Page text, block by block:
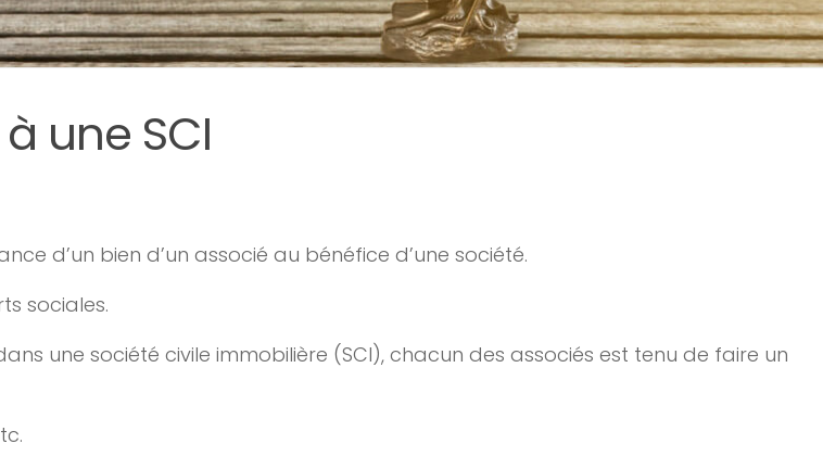
une SCI
d’un bien d’un associé au bénéfice d’une société.
sociales.
une société civile immobilière (SCI), chacun des associés est tenu de faire un